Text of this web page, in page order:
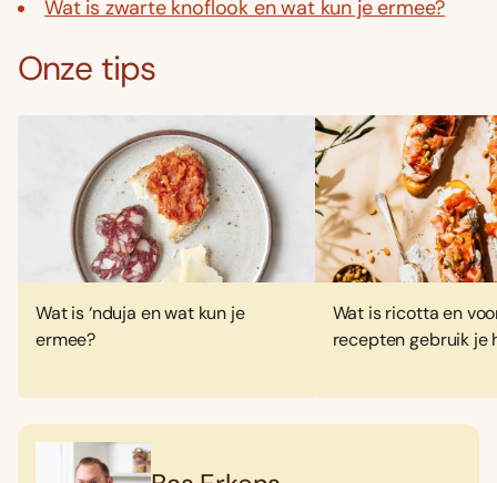
Wat is zwarte knoflook en wat kun je ermee?
Onze tips
Wat is ‘nduja en wat kun je
ermee?
Wat is ricotta en
recepten gebruik je